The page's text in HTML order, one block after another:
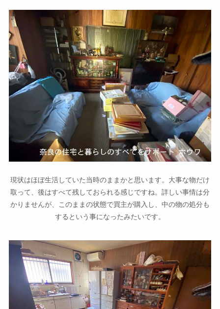
現状はほぼ生活していた当時のままかと思います。大事な物だけ
取って、後はすべて残しておられる感じですね。詳しい事情は分
かりませんが、このままの状態で買主が購入し、中の物の処分も
するという事になったみたいです。